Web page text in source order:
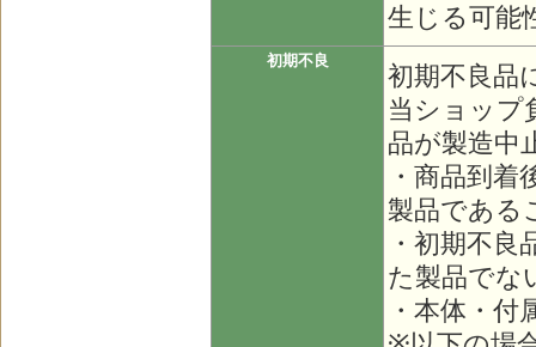
生じる可能
初期不良
初期不良品
当ショップ
品が製造中
・商品到
製品である
・初期不
た製品でな
・本体・